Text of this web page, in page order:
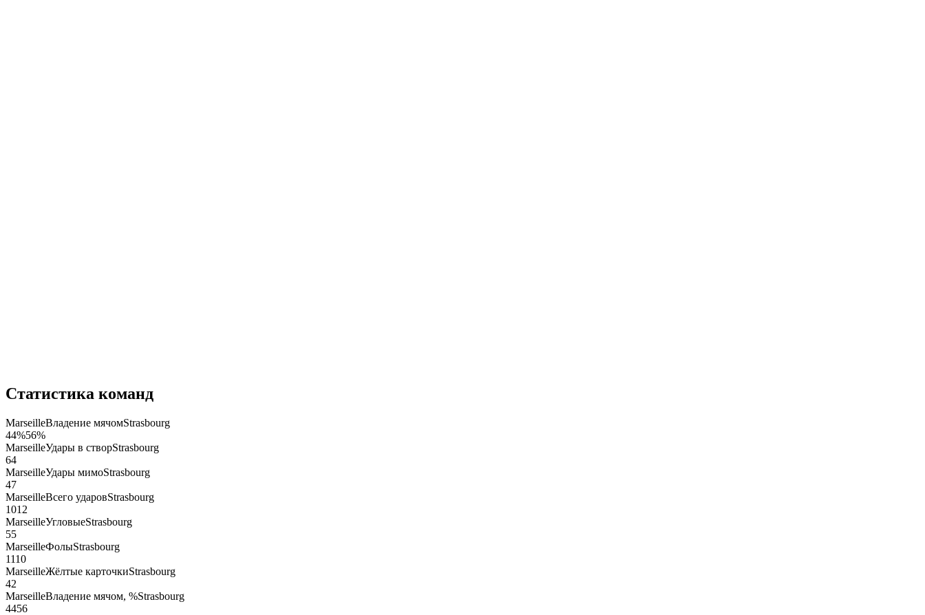
Статистика команд
MarseilleВладение мячомStrasbourg
44%56%
MarseilleУдары в створStrasbourg
64
MarseilleУдары мимоStrasbourg
47
MarseilleВсего ударовStrasbourg
1012
MarseilleУгловыеStrasbourg
55
MarseilleФолыStrasbourg
1110
MarseilleЖёлтые карточкиStrasbourg
42
MarseilleВладение мячом, %Strasbourg
4456